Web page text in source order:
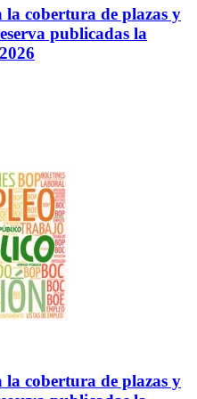
cobertura de plazas y
publicadas la
cobertura de plazas y